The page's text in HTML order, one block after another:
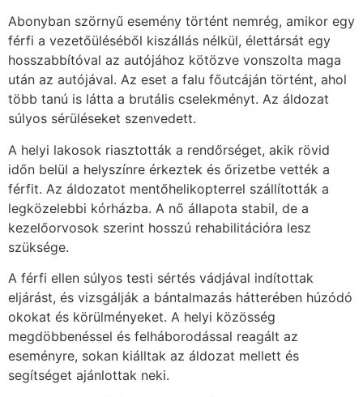
Abonyban szörnyű esemény történt nemrég, amikor egy
férfi a vezetőüléséből kiszállás nélkül, élettársát egy
hosszabbítóval az autójához kötözve vonszolta maga
után az autójával. Az eset a falu főutcáján történt, ahol
több tanú is látta a brutális cselekményt. Az áldozat
súlyos sérüléseket szenvedett.
A helyi lakosok riasztották a rendőrséget, akik rövid
időn belül a helyszínre érkeztek és őrizetbe vették a
férfit. Az áldozatot mentőhelikopterrel szállították a
legközelebbi kórházba. A nő állapota stabil, de a
kezelőorvosok szerint hosszú rehabilitációra lesz
szüksége.
A férfi ellen súlyos testi sértés vádjával indítottak
eljárást, és vizsgálják a bántalmazás hátterében húzódó
okokat és körülményeket. A helyi közösség
megdöbbenéssel és felháborodással reagált az
eseményre, sokan kiálltak az áldozat mellett és
segítséget ajánlottak neki.